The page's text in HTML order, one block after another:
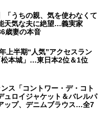
「うちの親、気を使わなくて
天気な夫に絶望…義実家
歳妻の本音
上半期“人気”アクセスラン
本城」…東日本2位＆1位
ス「コントワー・デ・コト
ロイジャケット＆バレルパ
ップ、デニムブラウス…全7